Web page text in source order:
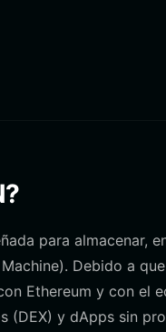
para almacenar,
Debido a
Ethereum y con el
(DEX) y dApps sin